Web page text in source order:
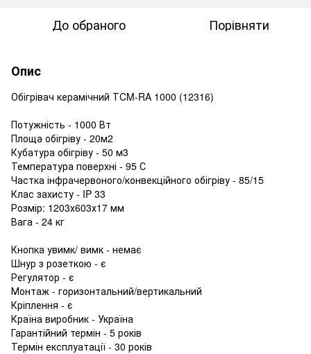
До обраного Порівняти
Опис
Обігрівач керамічний ТCM-RA 1000 (12316)
Потужність - 1000 Вт
Площа обігріву - 20м2
Кубатура обігріву - 50 м3
Температура поверхні - 95 С
Частка інфрачервоного/конвекційного обігріву - 85/15
Клас захисту - IP 33
Розмір: 1203х603х17 мм
Вага - 24 кг
Кнопка увимк/ вимк - немає
Шнур з розеткою - є
Регулятор - є
Монтаж - горизонтальний/вертикальний
Кріплення - є
Країна виробник - Україна
Гарантійний термін - 5 років
Термін експлуатації - 30 років